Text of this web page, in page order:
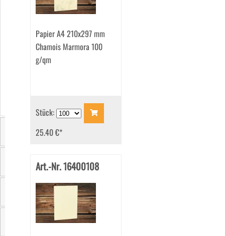
Karten
PapierPapier A4 210x297 mm
Chamois Marmora 100
g/qm
Stück:
25.40 €*
Art.-Nr. 16400108